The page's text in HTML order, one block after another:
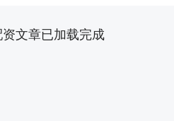
文章已加载完成